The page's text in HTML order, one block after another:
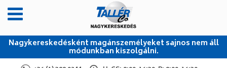
Nagykereskedésként magánszemélyeket sajnos nem áll
módunkban kiszolgálni.